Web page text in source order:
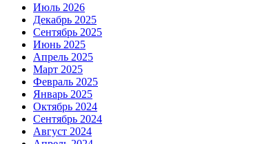
Июль 2026
Декабрь 2025
Сентябрь 2025
Июнь 2025
Апрель 2025
Март 2025
Февраль 2025
Январь 2025
Октябрь 2024
Сентябрь 2024
Август 2024